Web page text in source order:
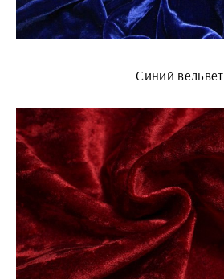
Синий вельвет